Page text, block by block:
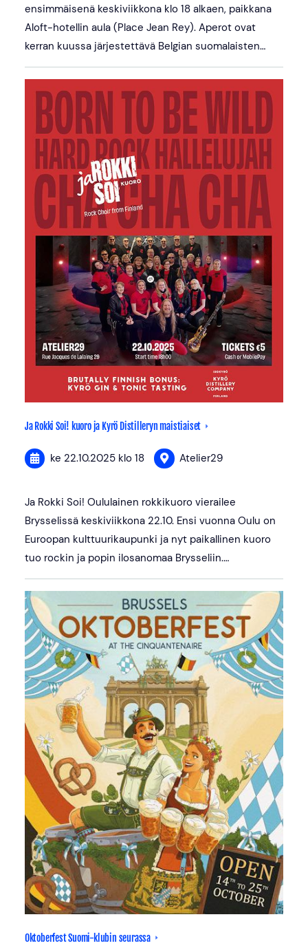
ensimmäisenä keskiviikkona klo 18 alkaen, paikkana
Aloft-hotellin aula (Place Jean Rey). Aperot ovat
kerran kuussa järjestettävä Belgian suomalaisten…
Ja Rokki Soi! kuoro ja Kyrö Distilleryn maistiaiset
ke 22.10.2025 klo 18 Atelier29
Ja Rokki Soi! Oululainen rokkikuoro vierailee
Brysselissä keskiviikkona 22.10. Ensi vuonna Oulu on
Euroopan kulttuurikaupunki ja nyt paikallinen kuoro
tuo rockin ja popin ilosanomaa Brysseliin.…
Oktoberfest Suomi-klubin seurassa